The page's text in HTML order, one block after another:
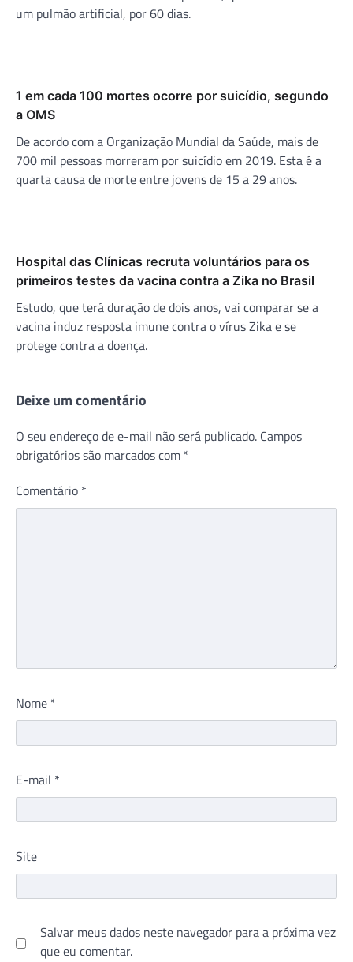
um pulmão artificial, por 60 dias.
1 em cada 100 mortes ocorre por suicídio, segundo
a OMS
De acordo com a Organização Mundial da Saúde, mais de
700 mil pessoas morreram por suicídio em 2019. Esta é a
quarta causa de morte entre jovens de 15 a 29 anos.
Hospital das Clínicas recruta voluntários para os
primeiros testes da vacina contra a Zika no Brasil
Estudo, que terá duração de dois anos, vai comparar se a
vacina induz resposta imune contra o vírus Zika e se
protege contra a doença.
Deixe um comentário
O seu endereço de e-mail não será publicado. Campos
obrigatórios são marcados com *
Comentário *
Nome *
E-mail *
Site
Salvar meus dados neste navegador para a próxima vez
que eu comentar.